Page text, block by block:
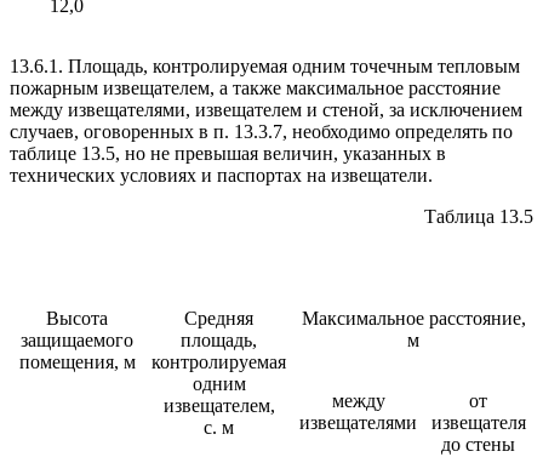
12,0
13.6.1. Площадь, контролируемая одним точечным тепловым
пожарным извещателем, а также максимальное расстояние
между извещателями, извещателем и стеной, за исключением
случаев, оговоренных в п. 13.3.7, необходимо определять по
таблице 13.5, но не превышая величин, указанных в
технических условиях и паспортах на извещатели.
Таблица 13.5
Высота
защищаемого
помещения, м
Средняя
площадь,
контролируемая
одним
извещателем,
с. м
Максимальное расстояние,
м
между
извещателями
от
извещателя
до стены